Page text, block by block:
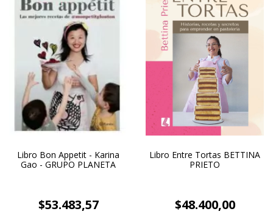
Libro Bon Appetit - Karina
Gao - GRUPO PLANETA
$53.483,57
Libro Entre Tortas BETTINA
PRIETO
$48.400,00